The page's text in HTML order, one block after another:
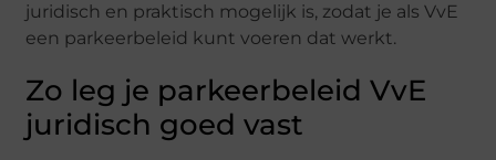
juridisch en praktisch mogelijk is, zodat je als VvE
een parkeerbeleid kunt voeren dat werkt.
Zo leg je parkeerbeleid VvE
juridisch goed vast